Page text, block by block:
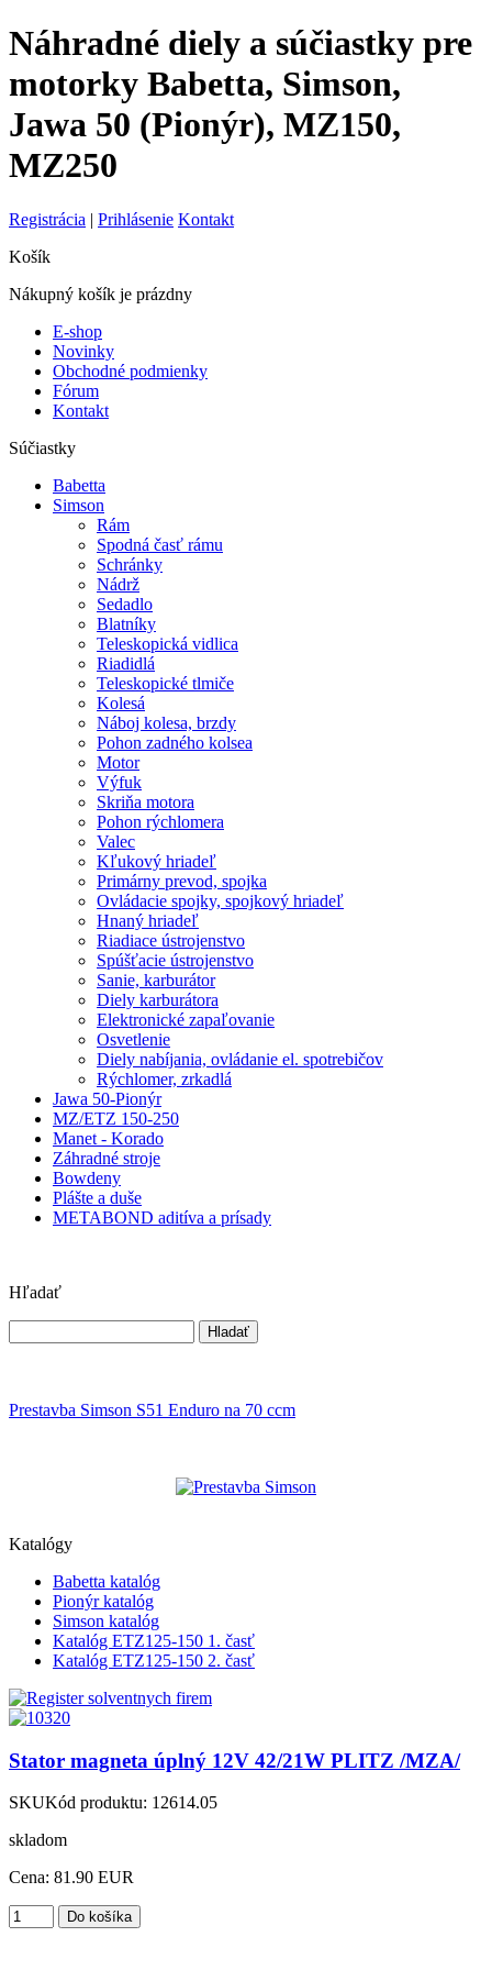
Náhradné diely a súčiastky pre
motorky Babetta, Simson,
Jawa 50 (Pionýr), MZ150,
MZ250
Registrácia | Prihlásenie Kontakt
Košík
Nákupný košík je prázdny
E-shop
Novinky
Obchodné podmienky
Fórum
Kontakt
Súčiastky
Babetta
Simson
Rám
Spodná časť rámu
Schránky
Nádrž
Sedadlo
Blatníky
Teleskopická vidlica
Riadidlá
Teleskopické tlmiče
Kolesá
Náboj kolesa, brzdy
Pohon zadného kolsea
Motor
Výfuk
Skriňa motora
Pohon rýchlomera
Valec
Kľukový hriadeľ
Primárny prevod, spojka
Ovládacie spojky, spojkový hriadeľ
Hnaný hriadeľ
Riadiace ústrojenstvo
Spúšťacie ústrojenstvo
Sanie, karburátor
Diely karburátora
Elektronické zapaľovanie
Osvetlenie
Diely nabíjania, ovládanie el. spotrebičov
Rýchlomer, zrkadlá
Jawa 50-Pionýr
MZ/ETZ 150-250
Manet - Korado
Záhradné stroje
Bowdeny
Plášte a duše
METABOND aditíva a prísady
Hľadať
Prestavba Simson S51 Enduro na 70 ccm
Katalógy
Babetta katalóg
Pionýr katalóg
Simson katalóg
Katalóg ETZ125-150 1. časť
Katalóg ETZ125-150 2. časť
Stator magneta úplný 12V 42/21W PLITZ /MZA/
SKUKód produktu: 12614.05
skladom
Cena: 81.90 EUR